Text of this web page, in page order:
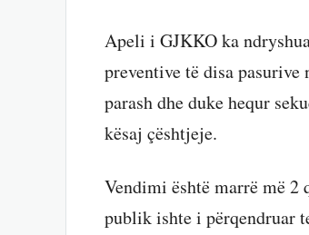
Apeli i GJKKO ka
preventive të disa
parash dhe duke hequr
kësaj çështjeje.
Vendimi është marrë më 2
publik ishte i përqendruar